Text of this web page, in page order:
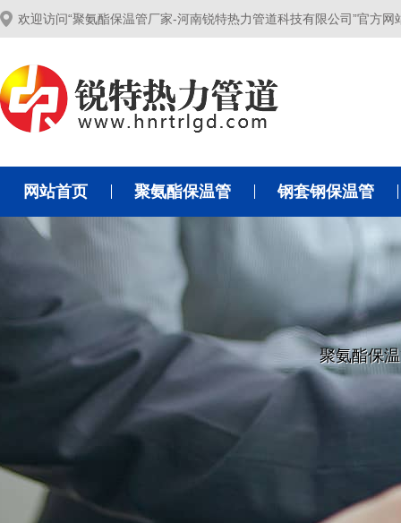
欢迎访问“聚氨酯保温管厂家-河南锐特热力管道科技有限公司”官方网
网站首页 聚氨酯保温管 钢套钢保温管
聚氨酯保